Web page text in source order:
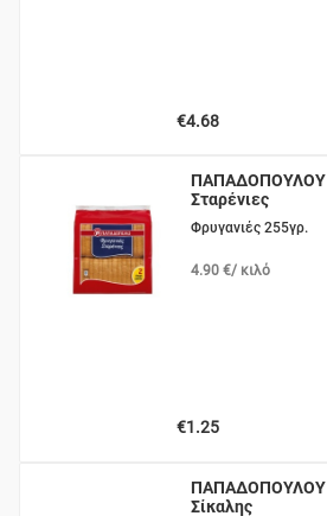
€4.68
ΠΑΠΑΔΟΠΟΥΛΟΥ
Σταρένιες
Φρυγανιές 255γρ.
4.90 €/ κιλό
€1.25
ΠΑΠΑΔΟΠΟΥΛΟΥ
Σίκαλης